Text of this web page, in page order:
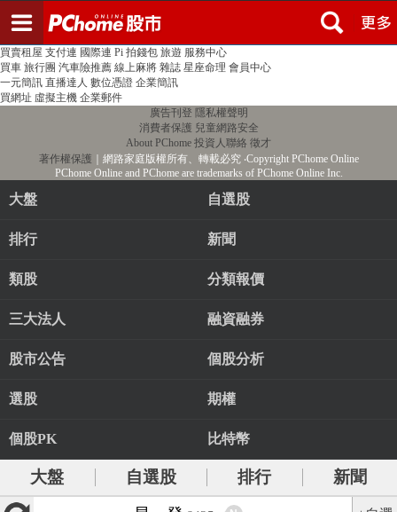
PChome首頁 線上購物 24h購物 書店
買賣租屋 支付連 國際連 Pi 拍錢包 旅遊 服務中心
買車 旅行團 汽車險推薦 線上麻將 雜誌 星座命理 會員中心
一元簡訊 直播達人 數位憑證 企業簡訊
買網址 虛擬主機 企業郵件
廣告刊登 隱私權聲明
消費者保護 兒童網路安全
About PChome 投資人聯絡 徵才
著作權保護 ｜網路家庭版權所有、轉載必究‧Copyright PChome Online
PChome Online and PChome are trademarks of PChome Online Inc.
大盤 自選股
排行 新聞
類股 分類報價
三大法人 融資融券
股市公告 個股分析
選股 期權
個股PK 比特幣
大盤 自選股 排行
新聞